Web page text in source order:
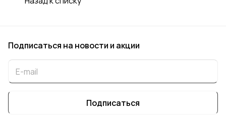
Подписаться на новости и акции
Подписаться